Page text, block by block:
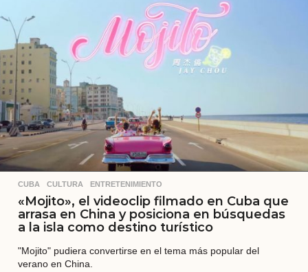
a
t
r
á
s
CUBA ,CULTURA ,ENTRETENIMIENTO
«Mojito», el videoclip filmado en Cuba que
arrasa en China y posiciona en búsquedas
a la isla como destino turístico
"Mojito" pudiera convertirse en el tema más popular del
verano en China.